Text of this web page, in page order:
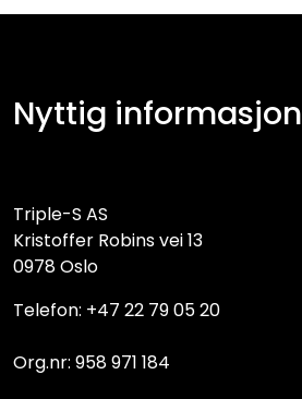
Nyttig informasjon
Triple-S AS
Kristoffer Robins vei 13
0978 Oslo
Telefon: +47 22 79 05 20
Org.nr: 958 971 184